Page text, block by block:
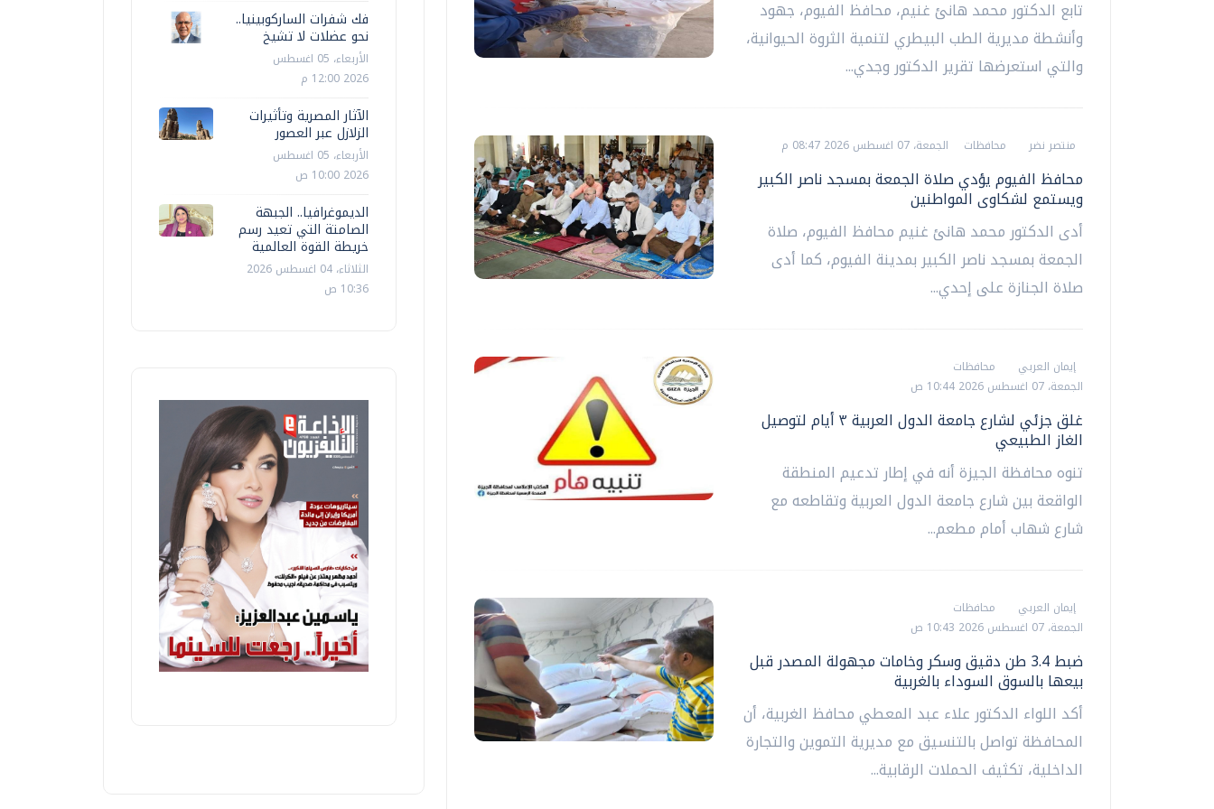
تابع الدكتور محمد هانئ غنيم، محافظ الفيوم، جهود
وأنشطة مديرية الطب البيطري لتنمية الثروة الحيوانية،
والتي استعرضها تقرير الدكتور وجدي...
منتصر نضر محافظات الجمعة، 07 اغسطس 2026 08:47 م
محافظ الفيوم يؤدي صلاة الجمعة بمسجد ناصر الكبير
ويستمع لشكاوى المواطنين
أدى الدكتور محمد هانئ غنيم محافظ الفيوم، صلاة
الجمعة بمسجد ناصر الكبير بمدينة الفيوم، كما أدى
صلاة الجنازة على إحدي...
إيمان العربي
محافظات
الجمعة، 07 اغسطس 2026 10:44 ص
غلق جزئي لشارع جامعة الدول العربية ٣ أيام لتوصيل
الغاز الطبيعي
تنوه محافظة الجيزة أنه في إطار تدعيم المنطقة
الواقعة بين شارع جامعة الدول العربية وتقاطعه مع
شارع شهاب أمام مطعم...
إيمان العربي
محافظات
الجمعة، 07 اغسطس 2026 10:43 ص
ضبط 3.4 طن دقيق وسكر وخامات مجهولة المصدر قبل
بيعها بالسوق السوداء بالغربية
أكد اللواء الدكتور علاء عبد المعطي محافظ الغربية، أن
المحافظة تواصل بالتنسيق مع مديرية التموين والتجارة
الداخلية، تكثيف الحملات الرقابية...
فك شفرات الساركوبينيا..
نحو عضلات لا تشيخ
الأربعاء، 05 اغسطس
2026 12:00 م
الآثار المصرية وتأثيرات
الزلازل عبر العصور
الأربعاء، 05 اغسطس
2026 10:00 ص
الديموغرافيا.. الجبهة
الصامتة التي تعيد رسم
خريطة القوة العالمية
الثلاثاء، 04 اغسطس 2026
10:36 ص